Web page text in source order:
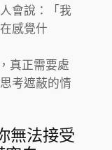
會說：「我
感覺什
真正需要處
考遮蔽的情
無法接受